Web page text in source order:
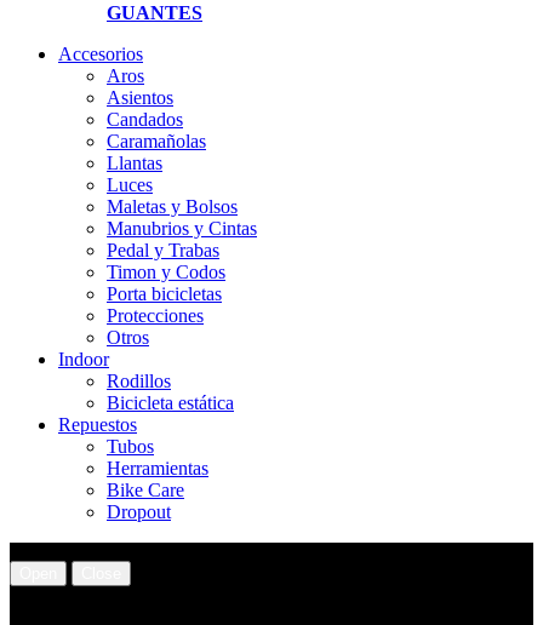
GUANTES
Accesorios
Aros
Asientos
Candados
Caramañolas
Llantas
Luces
Maletas y Bolsos
Manubrios y Cintas
Pedal y Trabas
Timon y Codos
Porta bicicletas
Protecciones
Otros
Indoor
Rodillos
Bicicleta estática
Repuestos
Tubos
Herramientas
Bike Care
Dropout